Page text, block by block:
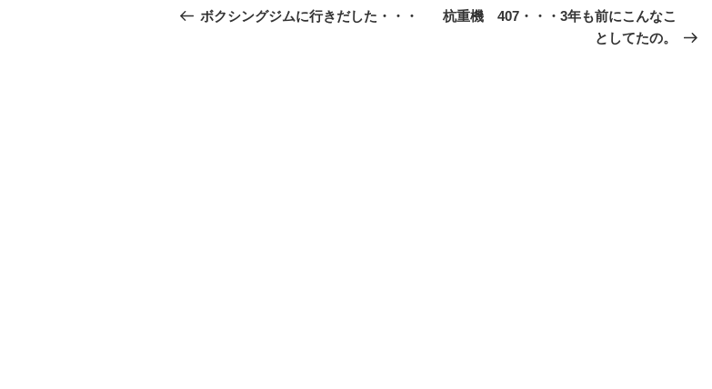
稿
の
ボクシングジムに行きだした・・・
投
杭重機 407・・・3年も前にこんなこ
としてたの。